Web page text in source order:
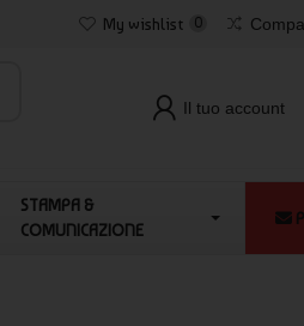
My wishlist 0
Il tuo account
STAMPA &
COMUNICAZIONE